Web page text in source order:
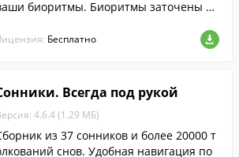
биоритмы. Биоритмы заточены сп
Бесплатно
Всегда под рукой
4.6.4 (1.29 МБ)
из 37 сонников и более 20000 т
снов. Удобная навигация по